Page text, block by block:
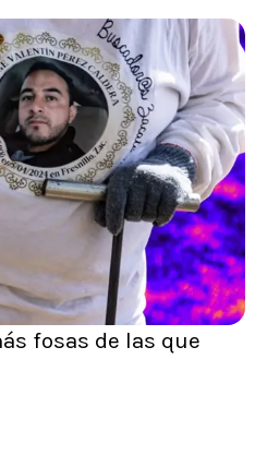
fosas de las que